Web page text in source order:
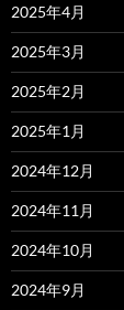
2025年4月
2025年3月
2025年2月
2025年1月
2024年12月
2024年11月
2024年10月
2024年9月